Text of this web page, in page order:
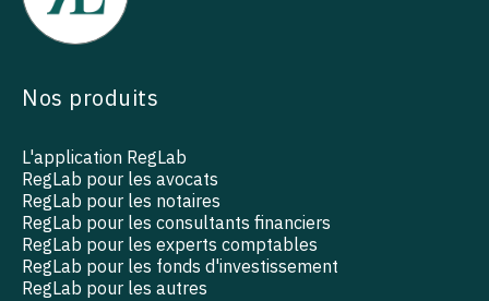
Nos produits
L'application RegLab
RegLab pour les avocats
RegLab pour les notaires
RegLab pour les consultants financiers
RegLab pour les experts comptables
RegLab pour les fonds d'investissement
RegLab pour les autres